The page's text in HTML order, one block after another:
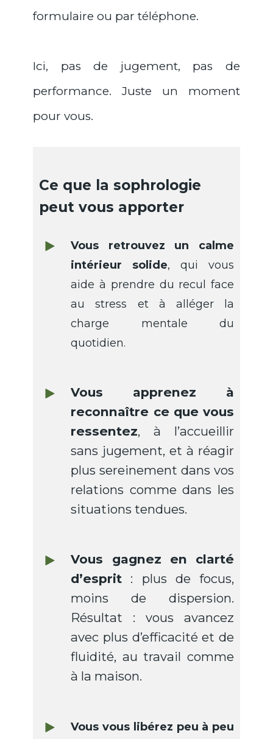
formulaire ou par téléphone.
Ici, pas de jugement, pas de
performance. Juste un moment
pour vous.
Ce que la sophrologie
peut vous apporter
Vous retrouvez un calme
intérieur solide, qui vous
aide à prendre du recul face
au stress et à alléger la
charge mentale du
quotidien.
Vous apprenez à
reconnaître ce que vous
ressentez, à l’accueillir
sans jugement, et à réagir
plus sereinement dans vos
relations comme dans les
situations tendues.
Vous gagnez en clarté
d’esprit : plus de focus,
moins de dispersion.
Résultat : vous avancez
avec plus d’efficacité et de
fluidité, au travail comme
à la maison.
Vous vous libérez peu à peu